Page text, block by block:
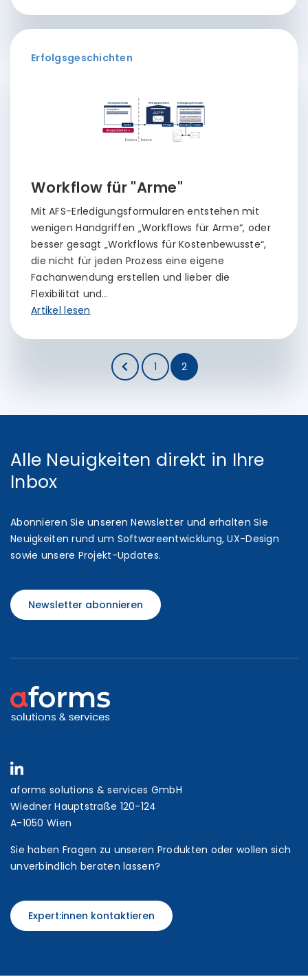
Erfolgsgeschichten
Workflow für "Arme"
Mit AFS-Erledigungsformularen entstehen mit
wenigen Handgriffen „Workflows für Arme“, oder
besser gesagt „Workflows für Kostenbewusste“,
die nicht für jeden Prozess eine eigene
Fachanwendung erstellen und lieber die
Flexibilität und…
Artikel lesen
1 2
Alle Neuigkeiten direkt in Ihre
Inbox
Abonnieren Sie unseren Newsletter und erhalten Sie
Neuigkeiten rund um Softwareentwicklung, UX-Design
sowie unsere Projekt-Updates.
Newsletter abonnieren
aforms solutions & services GmbH
Wiedner Hauptstraße 120-124
A-1050 Wien
Sie haben Fragen zu unseren Produkten oder wollen sich
unverbindlich beraten lassen?
Expert:innen kontaktieren